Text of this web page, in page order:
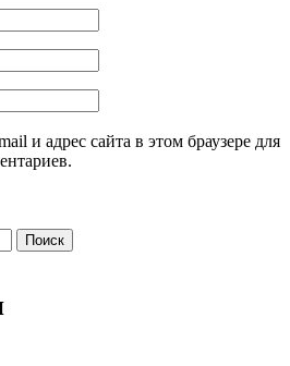
и адрес сайта в этом браузере для